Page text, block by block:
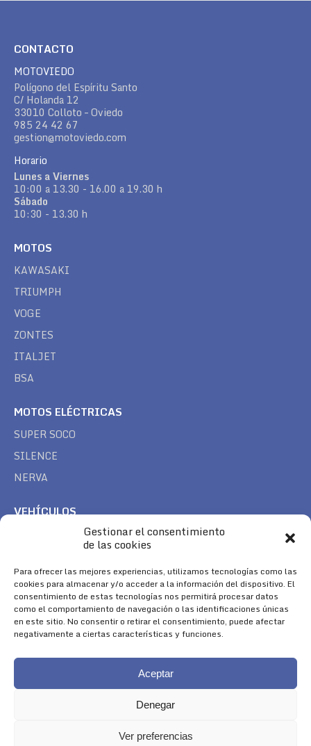
Gestionar el consentimiento
de las cookies
Para ofrecer las mejores experiencias, utilizamos tecnologías como las
cookies para almacenar y/o acceder a la información del dispositivo. El
consentimiento de estas tecnologías nos permitirá procesar datos
como el comportamiento de navegación o las identificaciones únicas
en este sitio. No consentir o retirar el consentimiento, puede afectar
negativamente a ciertas características y funciones.
Aceptar
Denegar
Ver preferencias
CONTACTO
MOTOVIEDO
Polígono del Espíritu Santo
C/ Holanda 12
33010 Colloto – Oviedo
985 24 42 67
gestion@motoviedo.com
Horario
Lunes a Viernes
10:00 a 13.30 - 16.00 a 19.30 h
Sábado
10:30 - 13.30 h
MOTOS
KAWASAKI
TRIUMPH
VOGE
ZONTES
ITALJET
BSA
MOTOS ELÉCTRICAS
SUPER SOCO
SILENCE
NERVA
VEHÍCULOS
TREK
SÍGUENOS
Encuéntranos en:
Facebook
page
YouTube
page
Instagram
page